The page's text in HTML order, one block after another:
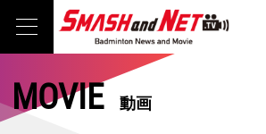
MOVIE動画